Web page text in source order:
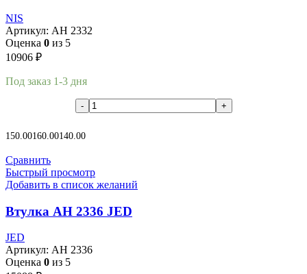
NIS
Артикул: AH 2332
Оценка 0 из 5
10906 ₽
Под заказ 1-3 дня
150.00160.00140.00
Сравнить
Быстрый просмотр
Добавить в список желаний
Втулка AH 2336 JED
JED
Артикул: AH 2336
Оценка 0 из 5